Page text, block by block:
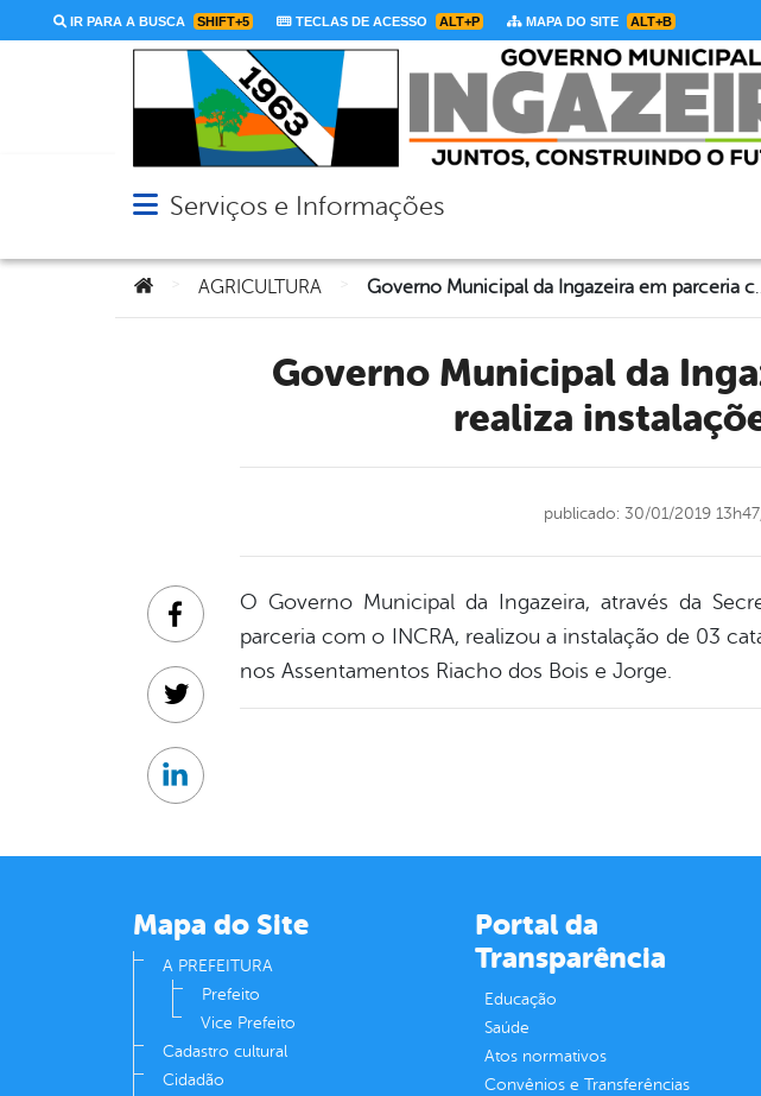
IR PARA A BUSCA SHIFT+5 TECLAS DE ACESSO ALT+P MAPA DO SITE ALT+B
Abrir menu principal de navegação
Serviços e Informações
Você está aqui:AGRICULTURA Governo Municipal da
Governo Municipal da Ingazeira em parceria com o INCRA,
realiza
publicado: 30/01/2019 13h47,
O Governo Municipal da Ingazeira, através da
parceria com o INCRA, realizou a instalação de 03
nos Assentamentos Riacho dos Bois e Jorge.
Facebook
Twitter
Linkedin
Mapa do Site
A PREFEITURA
Prefeito
Vice Prefeito
Cadastro cultural
Cidadão
Portal da
Transparência
Educação
Saúde
Atos normativos
Convênios e Transferências